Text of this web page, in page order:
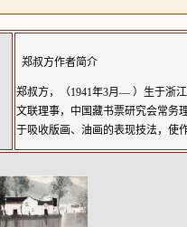
郑叔方作者简介
郑叔方，（1941年3月— ）生于浙江
文联理事，中国藏书票研究会常务
于吸收版画、油画的表现技法，使